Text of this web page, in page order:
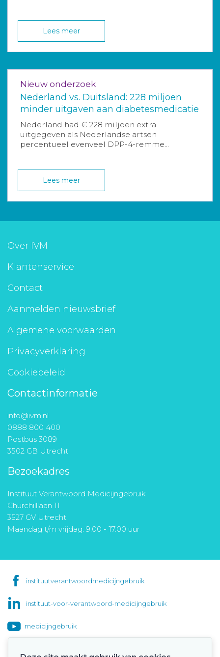
Lees meer
Nieuw onderzoek
Nederland vs. Duitsland: 228 miljoen
minder uitgaven aan diabetesmedicatie
Nederland had € 228 miljoen extra
uitgegeven als Nederlandse artsen
percentueel evenveel DPP-4-remme...
Lees meer
Over IVM
Klantenservice
Contact
Aanmelden nieuwsbrief
Algemene voorwaarden
Privacyverklaring
Cookiebeleid
Contactinformatie
info@ivm.nl
0888 800 400
Postbus 3089
3502 GB Utrecht
Bezoekadres
Instituut Verantwoord Medicijngebruik
Churchilllaan 11
3527 GV Utrecht
Maandag t/m vrijdag: 9.00 - 17.00 uur
instituutverantwoordmedicijngebruik
instituut-voor-verantwoord-medicijngebruik
medicijngebruik